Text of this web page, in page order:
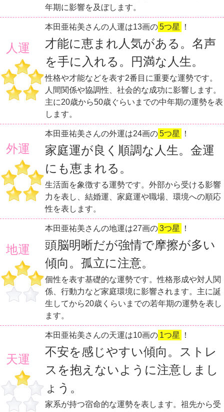
年期に影響を及ぼします。
人運
本田亜祐美さんの人運は13画の5つ星 ！
才能に恵まれ人気がある。名声
を手に入れる。円満な人生。
性格や才能などを表す2番目に重要な運勢です。
人間関係や協調性、社会的な成功に影響します。
主に20歳から50歳ぐらいまでの中年期の運勢を表
します。
外運
本田亜祐美さんの外運は24画の5つ星 ！
家庭運が良く順調な人生。金運
にも恵まれる。
生活面を象徴する運勢です。外部から受ける影響
力を表し、結婚運、家庭運や職場、環境への順応
性を表します。
地運
本田亜祐美さんの地運は27画の3つ星 ！
頭脳明晰だが強情で摩擦が多い
傾向。孤立に注意。
個性を表す基礎的な運勢です。性格形成や対人関
係、行動力など家庭環境に影響されます。主に誕
生してから20歳くらいまでの若年期の運勢を表し
ます。
天運
本田亜祐美さんの天運は10画の 1つ星 ！
不安を感じやすい傾向。ストレ
スを抱えないように注意しまし
ょう。
家系が持つ宿命的な運勢を表します。祖先から受